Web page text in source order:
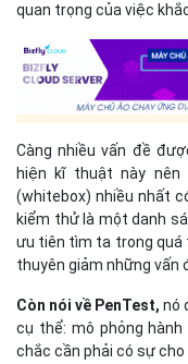
quan trọng của việc
Càng nhiều vấn đề
hiện kĩ thuật này
(whitebox) nhiều nhất
kiểm thử là một danh
ưu tiên tìm ta trong quá
thuyên giảm những vấn
Còn nói về PenTest, nó
cụ thể: mô phỏng
chắc cần phải có sự